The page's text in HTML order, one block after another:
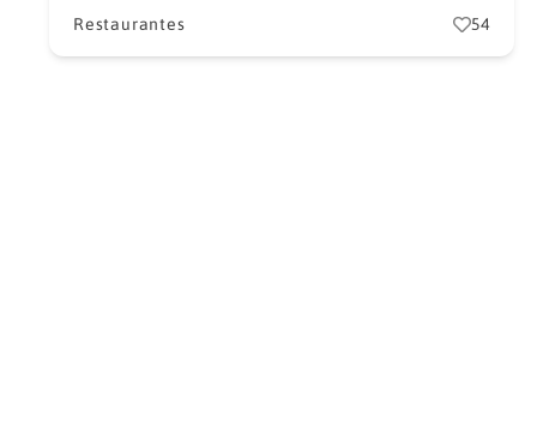
Restaurantes 54